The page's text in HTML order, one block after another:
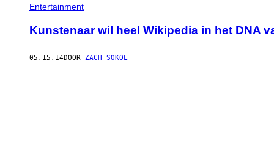
Entertainment
Kunstenaar wil heel Wikipedia in het DNA
05.15.14DOOR ZACH SOKOL